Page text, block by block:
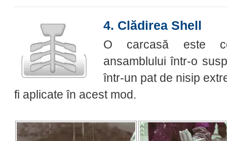
4. Clădirea Shell
O carcasă este
ansamblului într-o
într-un pat de nisip
fi aplicate în acest mod.